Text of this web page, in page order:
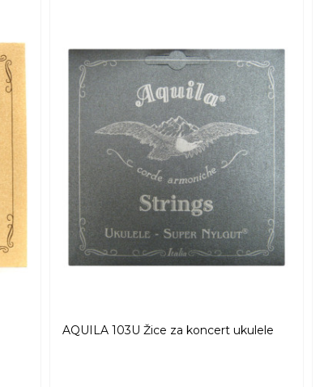
AQUILA 103U Žice za koncert ukulele